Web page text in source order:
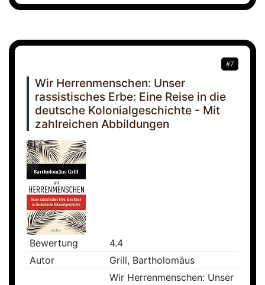
#7
Wir Herrenmenschen: Unser
rassistisches Erbe: Eine Reise in die
deutsche Kolonialgeschichte - Mit
zahlreichen Abbildungen
Bewertung
4.4
Autor
Grill, Bartholomäus
Wir Herrenmenschen: Unser